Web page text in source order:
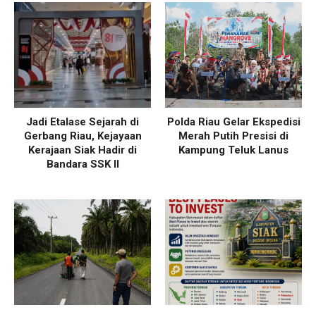
Jadi Etalase Sejarah di
Gerbang Riau, Kejayaan
Kerajaan Siak Hadir di
Bandara SSK II
Polda Riau Gelar Ekspedisi
Merah Putih Presisi di
Kampung Teluk Lanus